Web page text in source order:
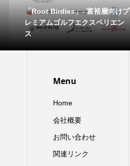
「Root Birdies」- 富裕層向けプ
レミアムゴルフエクスペリエン
ス
Menu
Home
会社概要
お問い合わせ
関連リンク